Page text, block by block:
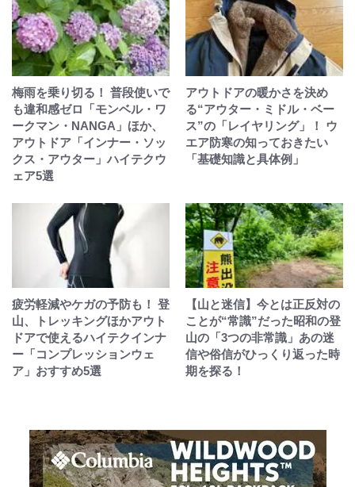
梅雨を乗り切る！ 普段使いで
も違和感ゼロ「モンベル・ワ
ークマン・NANGA」ほか、
アウトドア「インナー・ソッ
クス・アウター」ハイテクウ
ェア5選
アウトドアの暖かさを決め
る“アウター・ミドル・ベー
ス”の「レイヤリング」！ ウ
エア防寒の知っておきたい
「基礎知識と具体例」
疲労軽減やケガの予防も！ 登
山、トレッキングほかアウト
ドアで使えるハイテクインナ
ー「コンプレッションウェ
ア」おすすめ5選
【山と迷信】今とは正反対の
ことが“常識”だった昭和の登
山の「3つの非常識」あの迷
信や俗信がひっくり返った時
期を探る！